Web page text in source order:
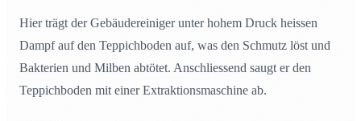
Hier trägt der Gebäudereiniger unter hohem Druck heissen
Dampf auf den Teppichboden auf, was den Schmutz löst und
Bakterien und Milben abtötet. Anschliessend saugt er den
Teppichboden mit einer Extraktionsmaschine ab.